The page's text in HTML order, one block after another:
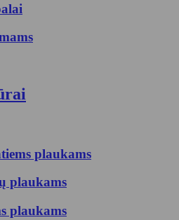
plaukams
plaukams
plaukams